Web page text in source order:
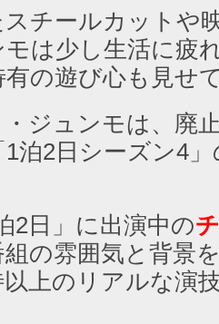
チールカットや
は少し生活に疲
の遊び心も見せ
ジュンモは、廃
1泊2日シーズン4
2日」に出演中の
の雰囲気と背景
上のリアルな演